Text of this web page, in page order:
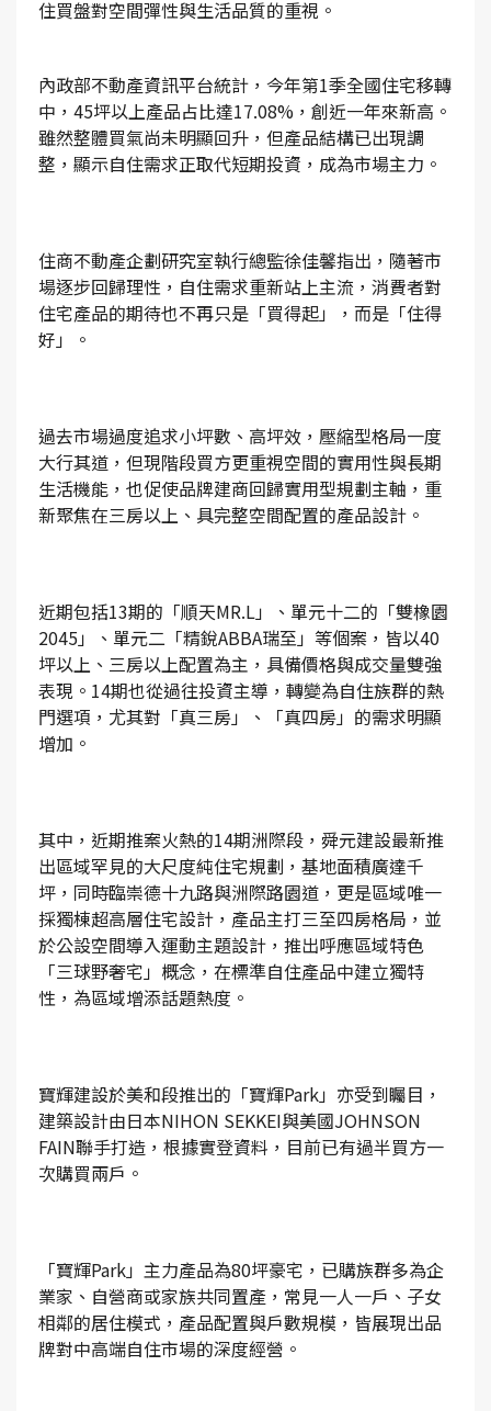
住買盤對空間彈性與生活品質的重視。
內政部不動產資訊平台統計，今年第1季全國住宅移轉
中，45坪以上產品占比達17.08%，創近一年來新高。
雖然整體買氣尚未明顯回升，但產品結構已出現調
整，顯示自住需求正取代短期投資，成為市場主力。
住商不動產企劃研究室執行總監徐佳馨指出，隨著市
場逐步回歸理性，自住需求重新站上主流，消費者對
住宅產品的期待也不再只是「買得起」，而是「住得
好」。
過去市場過度追求小坪數、高坪效，壓縮型格局一度
大行其道，但現階段買方更重視空間的實用性與長期
生活機能，也促使品牌建商回歸實用型規劃主軸，重
新聚焦在三房以上、具完整空間配置的產品設計。
近期包括13期的「順天MR.L」、單元十二的「雙橡園
2045」、單元二「精銳ABBA瑞至」等個案，皆以40
坪以上、三房以上配置為主，具備價格與成交量雙強
表現。14期也從過往投資主導，轉變為自住族群的熱
門選項，尤其對「真三房」、「真四房」的需求明顯
增加。
其中，近期推案火熱的14期洲際段，舜元建設最新推
出區域罕見的大尺度純住宅規劃，基地面積廣達千
坪，同時臨崇德十九路與洲際路園道，更是區域唯一
採獨棟超高層住宅設計，產品主打三至四房格局，並
於公設空間導入運動主題設計，推出呼應區域特色
「三球野奢宅」概念，在標準自住產品中建立獨特
性，為區域增添話題熱度。
寶輝建設於美和段推出的「寶輝Park」亦受到矚目，
建築設計由日本NIHON SEKKEI與美國JOHNSON
FAIN聯手打造，根據實登資料，目前已有過半買方一
次購買兩戶。
「寶輝Park」主力產品為80坪豪宅，已購族群多為企
業家、自營商或家族共同置產，常見一人一戶、子女
相鄰的居住模式，產品配置與戶數規模，皆展現出品
牌對中高端自住市場的深度經營。